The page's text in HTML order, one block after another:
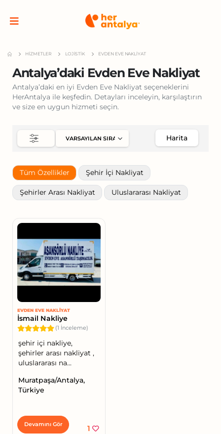
HIZMETLER LOJISTIK EVDEN EVE NAKLIYAT
Antalya’daki Evden Eve Nakliyat
Antalya’daki en iyi Evden Eve Nakliyat seçeneklerini
HerAntalya ile keşfedin. Detayları inceleyin, karşılaştırın
ve size en uygun hizmeti seçin.
Harita
Tüm Özellikler Şehir İçi Nakliyat
Şehirler Arası Nakliyat Uluslararası Nakliyat
EVDEN EVE NAKLIYAT
İsmail Nakliye
(1 İnceleme)
şehir içi nakliye,
şehirler arası nakliyat ,
uluslararası na...
Muratpaşa/Antalya,
Türkiye
Devamını Gör 1